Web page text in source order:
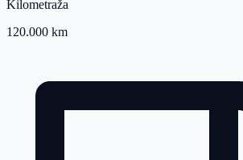
Kilometraža
120.000 km